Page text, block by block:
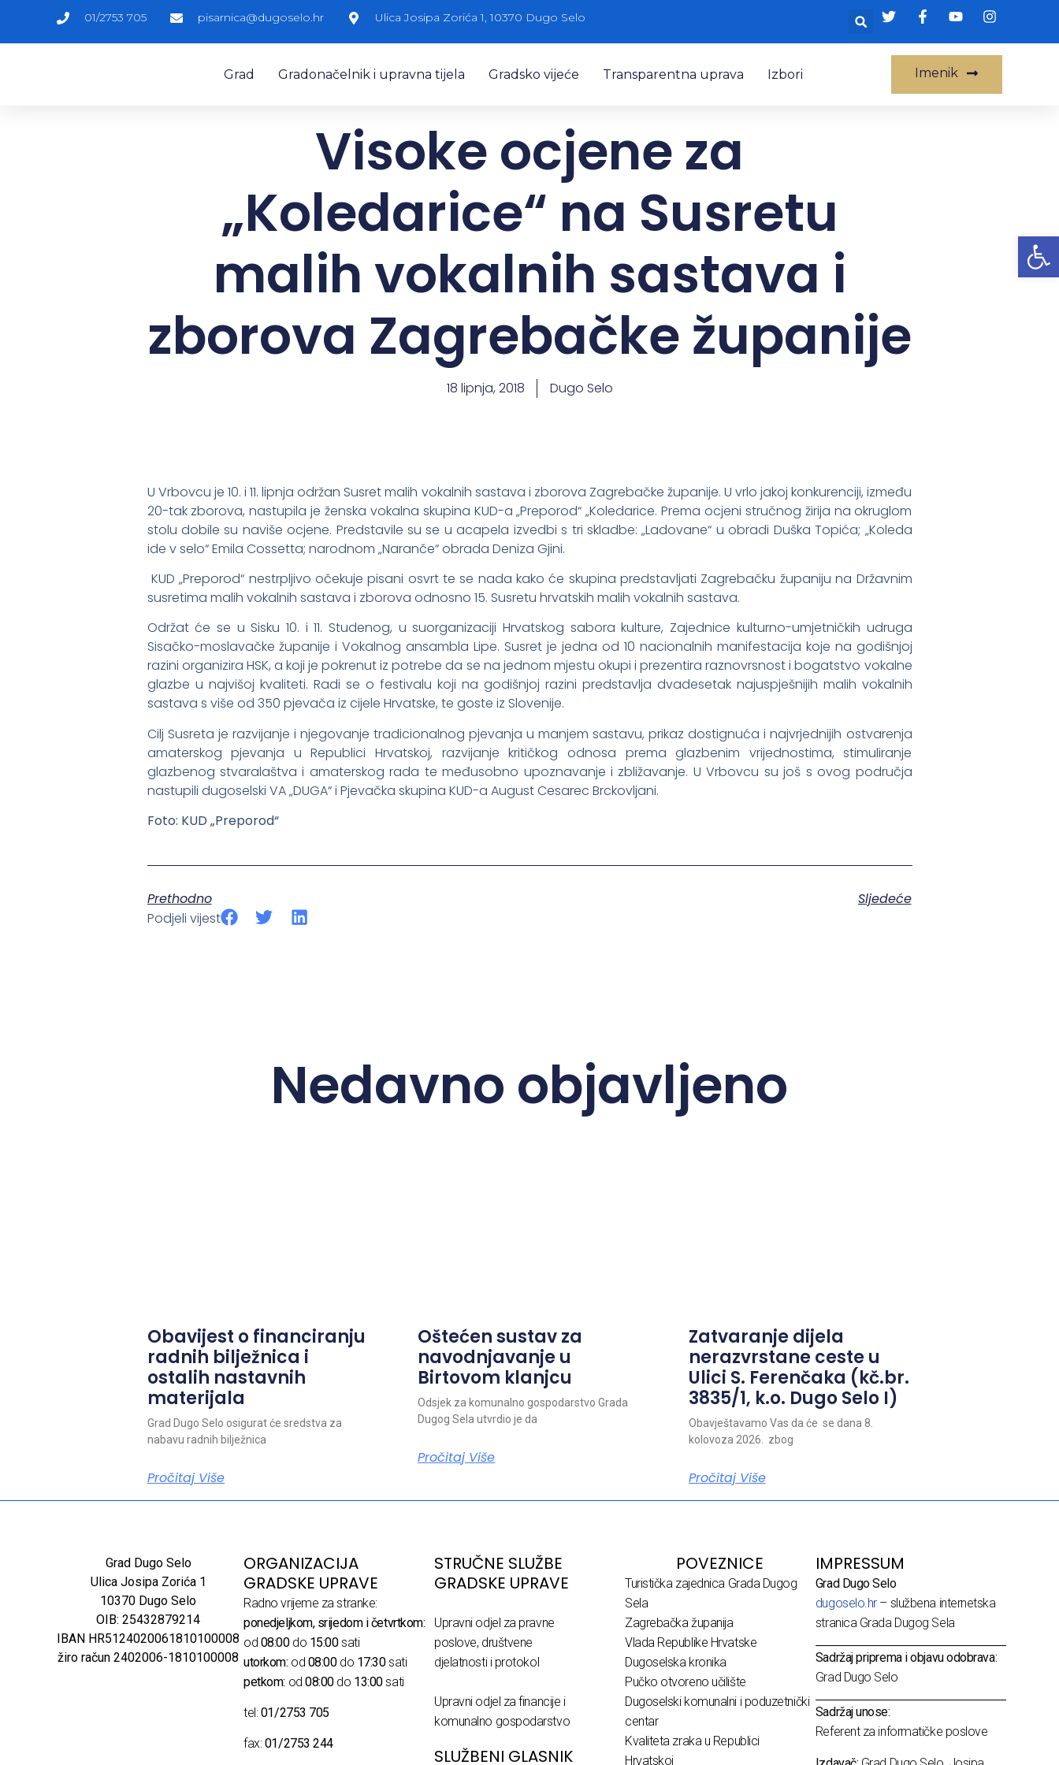
01/2753 705 pisarnica@dugoselo.hr Ulica Josipa Zorića 1, 10370 Dugo Selo
Grad Gradonačelnik i upravna tijela Gradsko vijeće Transparentna uprava Izbori Imenik
Visoke ocjene za
„Koledarice“ na Susretu
malih vokalnih sastava i
zborova Zagrebačke županije
18 lipnja, 2018 Dugo Selo
U Vrbovcu je 10. i 11. lipnja održan Susret malih vokalnih sastava i zborova Zagrebačke županije. U vrlo jakoj konkurenciji, između
20-tak zborova, nastupila je ženska vokalna skupina KUD-a „Preporod“ „Koledarice. Prema ocjeni stručnog žirija na okruglom
stolu dobile su naviše ocjene. Predstavile su se u acapela izvedbi s tri skladbe: „Ladovane“ u obradi Duška Topića; „Koleda
ide v selo“ Emila Cossetta; narodnom „Naranče“ obrada Deniza Gjini.
KUD „Preporod“ nestrpljivo očekuje pisani osvrt te se nada kako će skupina predstavljati Zagrebačku županiju na Državnim
susretima malih vokalnih sastava i zborova odnosno 15. Susretu hrvatskih malih vokalnih sastava.
Održat će se u Sisku 10. i 11. Studenog, u suorganizaciji Hrvatskog sabora kulture, Zajednice kulturno-umjetničkih udruga
Sisačko-moslavačke županije i Vokalnog ansambla Lipe. Susretje jedna od 10 nacionalnih manifestacija koje na godišnjoj
razini organizira HSK, a koji je pokrenut iz potrebe da se na jednom mjestu okupi i prezentira raznovrsnost i bogatstvo vokalne
glazbe u najvišoj kvaliteti. Radi se o festivalu koji na godišnjoj razini predstavlja dvadesetak najuspješnijih malih vokalnih
sastava s više od 350 pjevača iz cijele Hrvatske, te goste iz Slovenije.
Cilj Susreta je razvijanje i njegovanje tradicionalnog pjevanja u manjem sastavu, prikaz dostignuća i najvrjednijih ostvarenja
amaterskog pjevanja u Republici Hrvatskoj, razvijanje kritičkog odnosa prema glazbenim vrijednostima, stimuliranje
glazbenog stvaralaštva i amaterskog rada te međusobno upoznavanje i zbližavanje. U Vrbovcu su još s ovog područja
nastupili dugoselski VA „DUGA“ i Pjevačka skupina KUD-a August Cesarec Brckovljani.
Foto: KUD „Preporod“
Prethodno
Sljedeće
Podjeli vijest
Nedavno objavljeno
Obavijest o financiranju
radnih bilježnica i
ostalih nastavnih
materijala
Grad Dugo Selo osigurat će sredstva za
nabavu radnih bilježnica
Pročitaj Više
Oštećen sustav za
navodnjavanje u
Birtovom klanjcu
Odsjek za komunalno gospodarstvo Grada
Dugog Sela utvrdio je da
Pročitaj Više
Zatvaranje dijela
nerazvrstane ceste u
Ulici S. Ferenčaka (kč.br.
3835/1, k.o. Dugo Selo I)
Obavještavamo Vas da će se dana 8.
kolovoza 2026. zbog
Pročitaj Više
Grad Dugo Selo
Ulica Josipa Zorića 1
10370 Dugo Selo
OIB: 25432879214
IBAN HR5124020061810100008
žiro račun 2402006-1810100008
ORGANIZACIJA
GRADSKE UPRAVE
Radno vrijeme za stranke:
ponedjeljkom, srijedom i četvrtkom:
od 08:00do 15:00sati
utorkom: od 08:00do 17:30sati
petkom: od08:00do 13:00sati
tel:01/2753 705
fax:01/2753 244
STRUČNE SLUŽBE
GRADSKE UPRAVE
Upravni odjel za pravne
poslove, društvene
djelatnosti i protokol
Upravni odjel za financije i
komunalno gospodarstvo
SLUŽBENI GLASNIK
POVEZNICE
Turistička zajednica Grada Dugog
Sela
Zagrebačka županija
Vlada Republike Hrvatske
Dugoselska kronika
Pučko otvoreno učilište
Dugoselski komunalni i poduzetnički
centar
Kvaliteta zraka u Republici
Hrvatskoj
IMPRESSUM
Grad Dugo Selo
dugoselo.hr– službena internetska
stranica Grada Dugog Sela
Sadržaj priprema i objavu odobrava:
Grad Dugo Selo
Sadržaj unose:
Referent za informatičke poslove